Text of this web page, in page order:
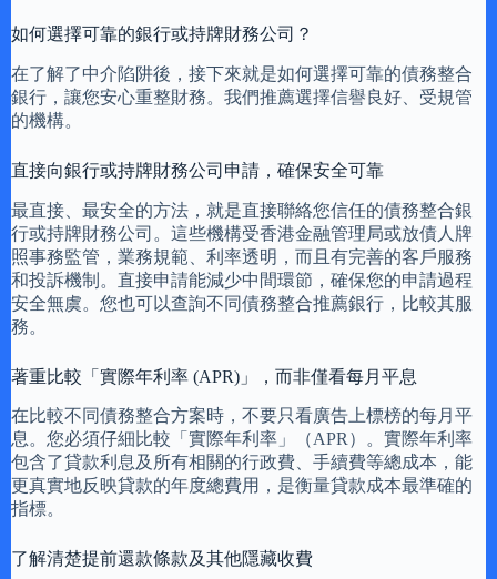
如何選擇可靠的銀行或持牌財務公司？
在了解了中介陷阱後，接下來就是如何選擇可靠的債務整合
銀行，讓您安心重整財務。我們推薦選擇信譽良好、受規管
的機構。
直接向銀行或持牌財務公司申請，確保安全可靠
最直接、最安全的方法，就是直接聯絡您信任的債務整合銀
行或持牌財務公司。這些機構受香港金融管理局或放債人牌
照事務監管，業務規範、利率透明，而且有完善的客戶服務
和投訴機制。直接申請能減少中間環節，確保您的申請過程
安全無虞。您也可以查詢不同債務整合推薦銀行，比較其服
務。
著重比較「實際年利率 (APR)」，而非僅看每月平息
在比較不同債務整合方案時，不要只看廣告上標榜的每月平
息。您必須仔細比較「實際年利率」（APR）。實際年利率
包含了貸款利息及所有相關的行政費、手續費等總成本，能
更真實地反映貸款的年度總費用，是衡量貸款成本最準確的
指標。
了解清楚提前還款條款及其他隱藏收費